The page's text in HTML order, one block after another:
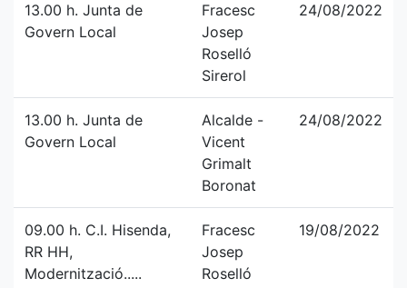
13.00 h. Junta de
Govern Local
Fracesc
Josep
Roselló
Sirerol
24/08/2022
13.00 h. Junta de
Govern Local
Alcalde -
Vicent
Grimalt
Boronat
24/08/2022
09.00 h. C.I. Hisenda,
RR HH,
Modernització.....
Fracesc
Josep
Roselló
19/08/2022